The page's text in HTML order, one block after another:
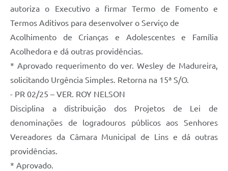
autoriza o Executivo a firmar Termo de Fomento e
Termos Aditivos para desenvolver o Serviço de
Acolhimento de Crianças e Adolescentes e Família
Acolhedora e dá outras providências.
* Aprovado requerimento do ver. Wesley de Madureira,
solicitando Urgência Simples. Retorna na 15ª S/O.
- PR 02/25 – VER. ROY NELSON
Disciplina a distribuição dos Projetos de Lei de
denominações de logradouros públicos aos Senhores
Vereadores da Câmara Municipal de Lins e dá outras
providências.
* Aprovado.